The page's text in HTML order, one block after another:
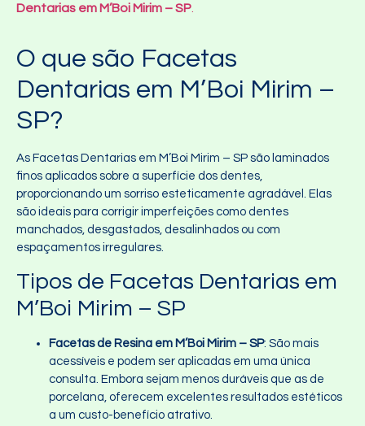
Dentarias em M’Boi Mirim – SP
O que são Facetas
Dentarias em M’Boi Mirim –
SP?
As Facetas Dentarias em M’Boi Mirim – SP são laminados
finos aplicados sobre a superfície dos dentes,
proporcionando um sorriso esteticamente agradável. Elas
são ideais para corrigir imperfeições como dentes
manchados, desgastados, desalinhados ou com
espaçamentos irregulares.
Tipos de Facetas Dentarias em
M’Boi Mirim – SP
Facetas de Resina em M’Boi Mirim – SP: São mais
acessíveis e podem ser aplicadas em uma única
consulta. Embora sejam menos duráveis que as de
porcelana, oferecem excelentes resultados estéticos
a um custo-benefício atrativo.